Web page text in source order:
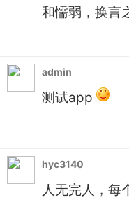
和懦弱，换
admin
测试app
hyc3140
人无完人，每